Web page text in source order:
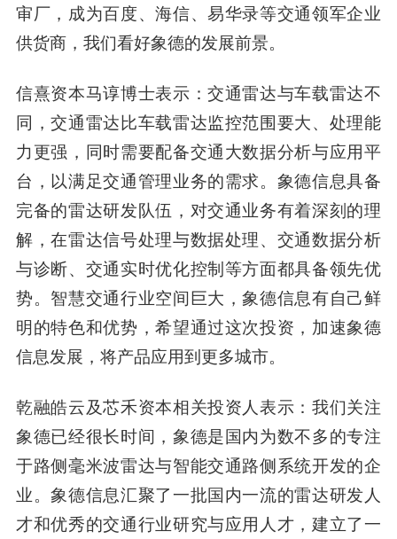
审厂，成为百度、海信、易华录等交通领军企业
供货商，我们看好象德的发展前景。
信熹资本马谆博士表示：交通雷达与车载雷达不
同，交通雷达比车载雷达监控范围要大、处理能
力更强，同时需要配备交通大数据分析与应用平
台，以满足交通管理业务的需求。象德信息具备
完备的雷达研发队伍，对交通业务有着深刻的理
解，在雷达信号处理与数据处理、交通数据分析
与诊断、交通实时优化控制等方面都具备领先优
势。智慧交通行业空间巨大，象德信息有自己鲜
明的特色和优势，希望通过这次投资，加速象德
信息发展，将产品应用到更多城市。
乾融皓云及芯禾资本相关投资人表示：我们关注
象德已经很长时间，象德是国内为数不多的专注
于路侧毫米波雷达与智能交通路侧系统开发的企
业。象德信息汇聚了一批国内一流的雷达研发人
才和优秀的交通行业研究与应用人才，建立了一